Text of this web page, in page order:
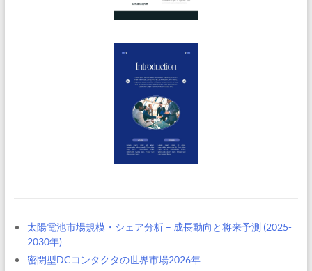
太陽電池市場規模・シェア分析 – 成長動向と将来予測 (2025-
2030年)
密閉型DCコンタクタの世界市場2026年